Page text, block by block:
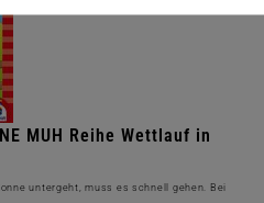
MUH Reihe Wettlauf in
untergeht, muss es schnell gehen. Bei